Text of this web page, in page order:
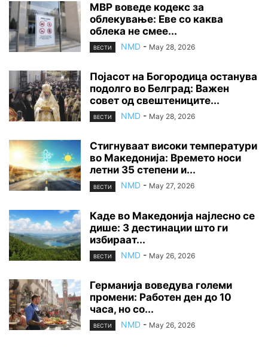
МВР воведе кодекс за
облекување: Еве со каква
облека не смее...
ВЕСТИ NMD - May 28, 2026
Појасот на Богородица останува
подолго во Белград: Важен
совет од свештениците...
ВЕСТИ NMD - May 28, 2026
Стигнуваат високи температури
во Македонија: Времето носи
летни 35 степени и...
ВЕСТИ NMD - May 27, 2026
Каде во Македонија најлесно се
дише: 3 дестинации што ги
избираат...
ВЕСТИ NMD - May 26, 2026
Германија воведува големи
промени: Работен ден до 10
часа, но со...
ВЕСТИ NMD - May 26, 2026